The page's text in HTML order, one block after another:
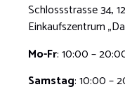
Schlossstrasse 34,
Einkaufszentrum
Mo-Fr: 10:00 –
Samstag: 10:00 –